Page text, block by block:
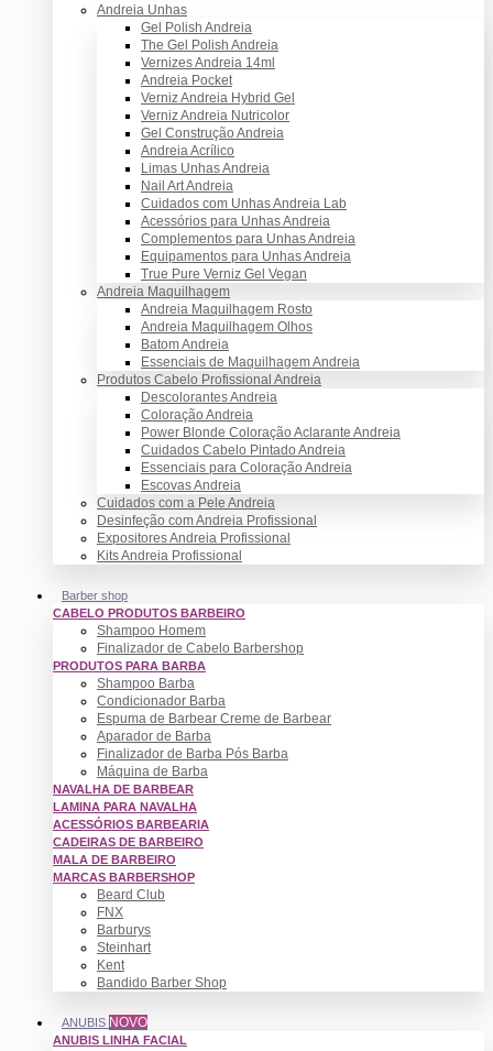
Andreia Unhas
Gel Polish Andreia
The Gel Polish Andreia
Vernizes Andreia 14ml
Andreia Pocket
Verniz Andreia Hybrid Gel
Verniz Andreia Nutricolor
Gel Construção Andreia
Andreia Acrílico
Limas Unhas Andreia
Nail Art Andreia
Cuidados com Unhas Andreia Lab
Acessórios para Unhas Andreia
Complementos para Unhas Andreia
Equipamentos para Unhas Andreia
True Pure Verniz Gel Vegan
Andreia Maquilhagem
Andreia Maquilhagem Rosto
Andreia Maquilhagem Olhos
Batom Andreia
Essenciais de Maquilhagem Andreia
Produtos Cabelo Profissional Andreia
Descolorantes Andreia
Coloração Andreia
Power Blonde Coloração Aclarante Andreia
Cuidados Cabelo Pintado Andreia
Essenciais para Coloração Andreia
Escovas Andreia
Cuidados com a Pele Andreia
Desinfeção com Andreia Profissional
Expositores Andreia Profissional
Kits Andreia Profissional
Barber shop
CABELO PRODUTOS BARBEIRO
Shampoo Homem
Finalizador de Cabelo Barbershop
PRODUTOS PARA BARBA
Shampoo Barba
Condicionador Barba
Espuma de Barbear Creme de Barbear
Aparador de Barba
Finalizador de Barba Pós Barba
Máquina de Barba
NAVALHA DE BARBEAR
LAMINA PARA NAVALHA
ACESSÓRIOS BARBEARIA
CADEIRAS DE BARBEIRO
MALA DE BARBEIRO
MARCAS BARBERSHOP
Beard Club
FNX
Barburys
Steinhart
Kent
Bandido Barber Shop
ANUBIS NOVO
ANUBIS LINHA FACIAL